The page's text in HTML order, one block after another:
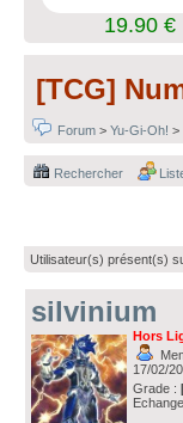
19.90 €
[TCG]
Forum > Yu-Gi-Oh! >
Rechercher
Utilisateur(s) présent(s)
silvinium
Hors
17/02/
Grade :